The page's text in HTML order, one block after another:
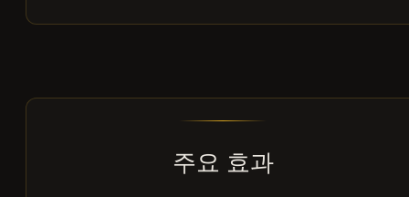
주요 효과